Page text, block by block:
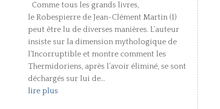
Comme tous les grands livres,
le Robespierre de Jean-Clément Martin (1)
peut être lu de diverses manières. L’auteur
insiste sur la dimension mythologique de
l’Incorruptible et montre comment les
Thermidoriens, après l’avoir éliminé, se sont
déchargés sur lui de...
lire plus